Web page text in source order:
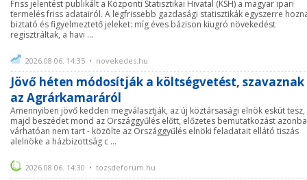
Friss jelentést publikált a Központi Statisztikai Hivatal (KSH) a magyar ipari
termelés friss adatairól. A legfrissebb gazdasági statisztikák egyszerre
biztató és figyelmeztető jeleket: míg éves bázison kiugró növekedést
regisztráltak, a havi ...
2026.08.06. 14:35 • novekedes.hu
Jövő héten módosítják a költségvetést, szavaznak
az Agrárkamaráról
Amennyiben jövő kedden megválasztják, az új köztársasági elnök esküt tesz,
majd beszédet mond az Országgyűlés előtt, előzetes bemutatkozást
várhatóan nem tart - közölte az Országgyűlés elnöki feladatait ellátó tiszás
alelnöke a házbizottság c ...
2026.08.06. 14:30 • tozsdeforum.hu